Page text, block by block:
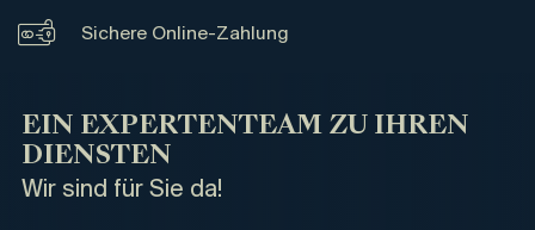
Sichere Online-Zahlung
EIN EXPERTENTEAM ZU IHREN
DIENSTEN
Wir sind für Sie da!